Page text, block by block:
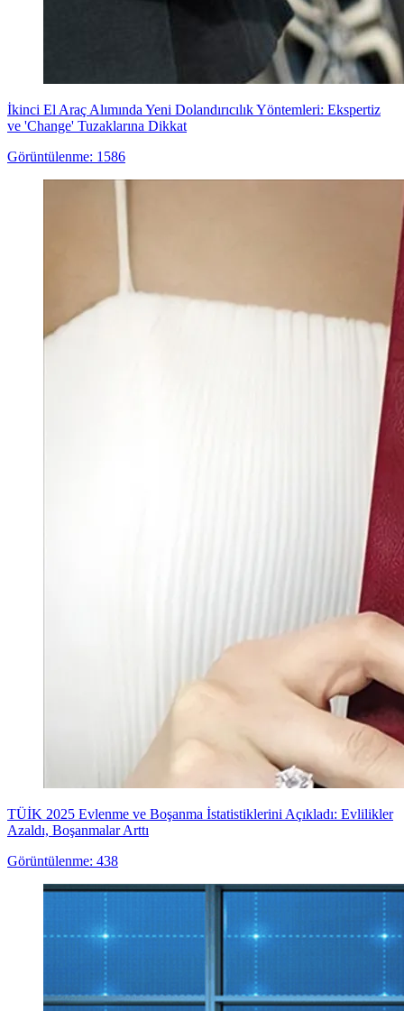
İkinci El Araç Alımında Yeni Dolandırıcılık Yöntemleri: Ekspertiz
ve 'Change' Tuzaklarına Dikkat
Görüntülenme: 1586
TÜİK 2025 Evlenme ve Boşanma İstatistiklerini Açıkladı: Evlilikler
Azaldı, Boşanmalar Arttı
Görüntülenme: 438